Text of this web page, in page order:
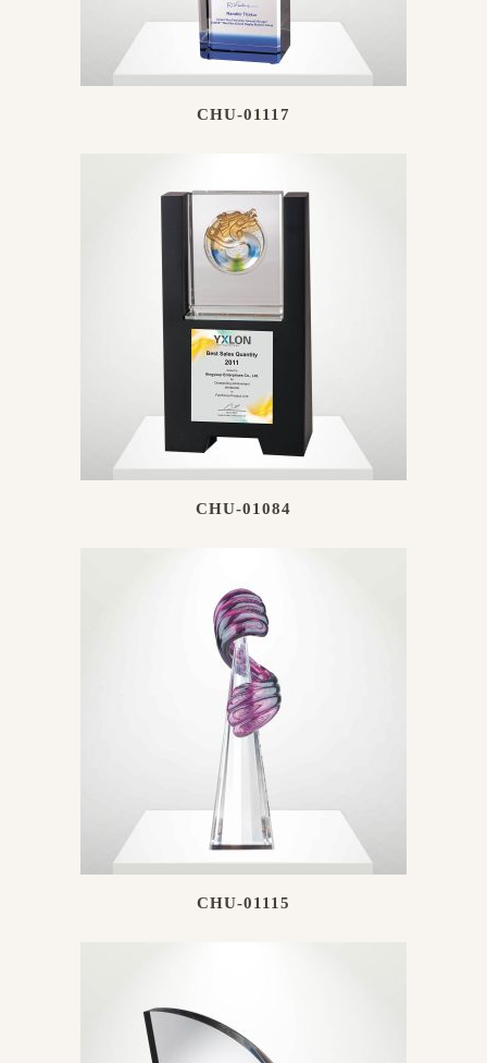
CHU-01117
CHU-01084
CHU-01115